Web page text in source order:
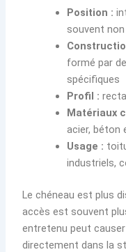
Position :
souvent non
formé par
spécifiques
Profil :
Matériaux
acier, béton
Usage :
industriels,
Le chéneau est plus
accès est souvent
entretenu peut
directement dans la